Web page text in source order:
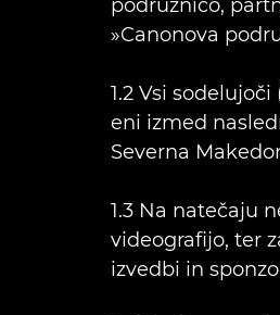
podružnico,
»Canonova
1.2 Vsi
eni izmed
Severna
1.3 Na natečaju
videografijo, ter
izvedbi in